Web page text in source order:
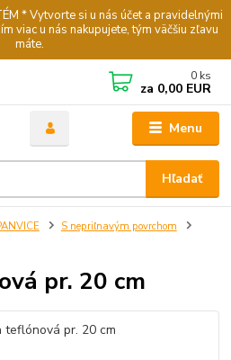
* Vytvorte si u nás účet a pravidelnými
viac u nás nakupujete, tým väčšiu zľavu
máte.
Menu
Hľadať
0 ks
za 0,00 EUR
S nepriľnavým povrchom
pr. 20 cm